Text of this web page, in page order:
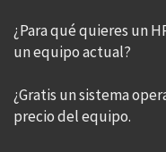
¿Para qué quieres un
un equipo actual?
¿Gratis un sistema
precio del equipo.